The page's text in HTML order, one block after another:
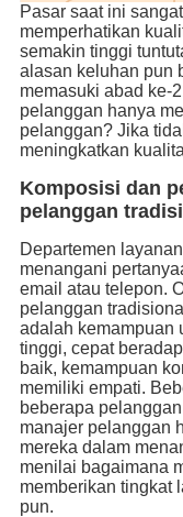
Pasar saat ini
memperhatikan
semakin tinggi
alasan keluhan pun
memasuki abad ke-
pelanggan hanya
pelanggan? Jika
meningkatkan
Komposisi dan
pelanggan
Departemen
menangani
email atau telepon.
pelanggan
adalah kemampuan
tinggi, cepat
baik, kemampuan
memiliki empati.
beberapa
manajer pelanggan
mereka dalam
menilai bagaimana
memberikan tingkat
pun.